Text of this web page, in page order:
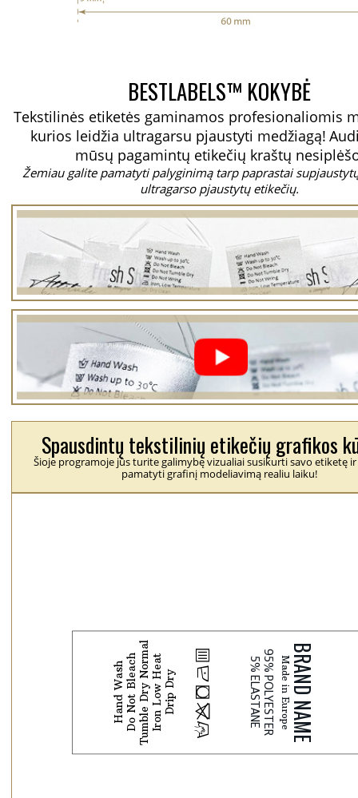
BESTLABELS™ KOKYBĖ
Tekstilinės etiketės gaminamos profesionaliomis
kurios leidžia ultragarsu pjaustyti medžiagą!
mūsų pagamintų etikečių kraštų
Žemiau galite pamatyti palyginimą tarp paprastai
ultragarso pjaustytų etikečių.
Spausdintų tekstilinių etikečių grafikos
Šioje programoje jūs turite galimybę vizualiai susikurti savo etiketę
pamatyti grafinį modeliavimą realiu laiku!
Hand WashDo Not BleachTumble Dry NormalIron Low HeatDrip Dry
H
p
j
N
b